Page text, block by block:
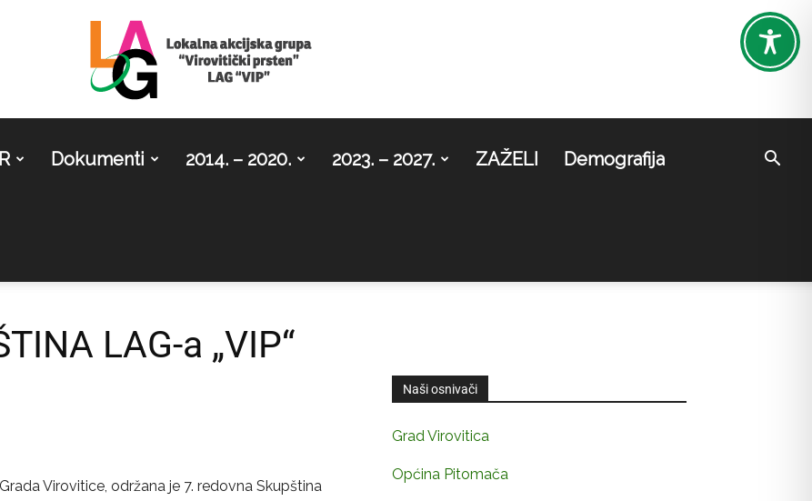
LAG
Dokumenti 2014. – 2020. 2023. – 2027. ZAŽELI Demografija
LAG-a „VIP“
Virovitice, održana je 7. redovna Skupština
Naši osnivači
Grad Virovitica
Općina Pitomača